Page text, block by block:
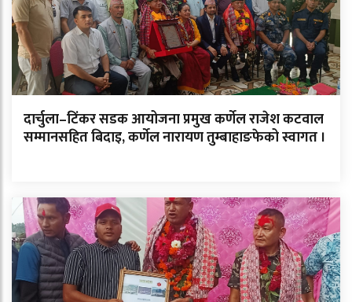
दार्चुला–टिंकर सडक आयोजना प्रमुख कर्णेल राजेश कटवाल
सम्मानसहित बिदाइ, कर्णेल नारायण तुम्बाहाङफेको स्वागत ।